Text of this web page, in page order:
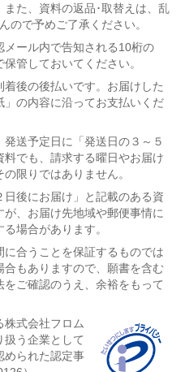
た、資料の返品･取替えは、乱
ので予めご了承ください。
ール内で告知される10桁の
管しておいてください。
後の後払いです。お届けした
の内容に沿ってお支払いくだ
送予定日に「発送日の３～５
でも、請求する曜日やお届け
限りではありません。
後にお届け」と記載のある資
、お届け先地域や郵便事情に
場合があります。
合うことを保証するものでは
もありますので、願書を含む
ご確認のうえ、余裕をもって
株式会社フロム
扱う企業として
められた認定事